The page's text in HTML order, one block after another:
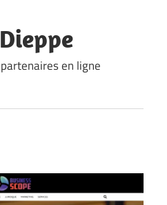
en ligne